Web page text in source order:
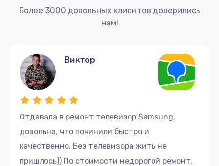
Более 3000 довольных клиентов доверились
нам!
Отдавала в ремонт телевизор Samsung,
довольна, что починили быстро и
качественно. Без телевизора жить не
пришлось)) По стоимости недорогой ремонт,
Виктор